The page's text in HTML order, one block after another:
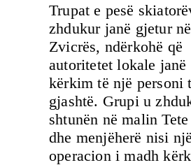
Trupat e pesë
zhdukur janë gjetur
Zvicrës, ndërkohë që
autoritetet lokale janë
kërkim të një personi
gjashtë. Grupi u
shtunën në malin
dhe menjëherë nisi një
operacion i madh